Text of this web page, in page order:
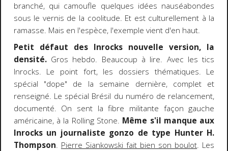
branché, qui camoufle quelques idées nauséabondes
sous le vernis de la coolitude. Et est culturellement à la
ramasse. Mais en l'espèce, l'exemple vient d'en haut.
Petit défaut des Inrocks nouvelle version, la
densité.Gros hebdo. Beaucoup à lire. Avec les tics
Inrocks. Le point fort, les dossiers thématiques. Le
spécial "dope" de la semaine dernière, complet et
renseigné. Le spécial Brésil du numéro de relancement,
documenté. On sent la fibre militante façon gauche
américaine, à la Rolling Stone. Même s'il manque aux
Inrocks un journaliste gonzo de type Hunter H.
Thompson. Pierre Siankowski fait bien son boulot. Les